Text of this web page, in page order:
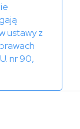
ustawy z
nr 90,